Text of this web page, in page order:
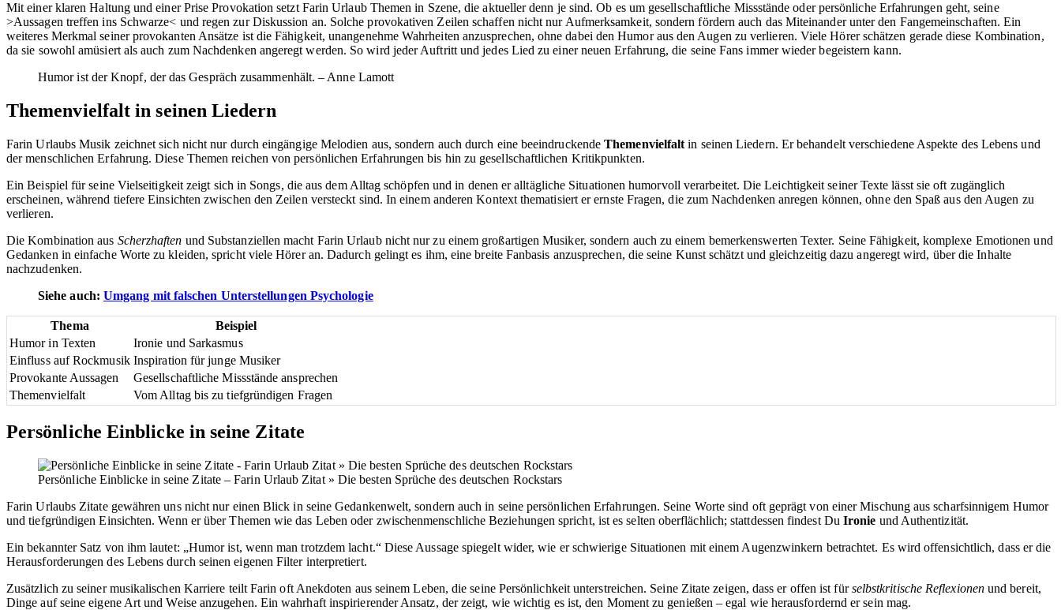
Mit einer klaren Haltung und einer Prise Provokation setzt Farin Urlaub Themen in Szene, die aktueller denn je sind. Ob es um gesellschaftliche Missstände oder persönliche Erfahrungen geht, seine
>Aussagen treffen ins Schwarze< und regen zur Diskussion an. Solche provokativen Zeilen schaffen nicht nur Aufmerksamkeit, sondern fördern auch das Miteinander unter den Fangemeinschaften. Ein
weiteres Merkmal seiner provokanten Ansätze ist die Fähigkeit, unangenehme Wahrheiten anzusprechen, ohne dabei den Humor aus den Augen zu verlieren. Viele Hörer schätzen gerade diese Kombination,
da sie sowohl amüsiert als auch zum Nachdenken angeregt werden. So wird jeder Auftritt und jedes Lied zu einer neuen Erfahrung, die seine Fans immer wieder begeistern kann.
Humor ist der Knopf, der das Gespräch zusammenhält. – Anne Lamott
Themenvielfalt in seinen Liedern
Farin Urlaubs Musik zeichnet sich nicht nur durch eingängige Melodien aus, sondern auch durch eine beeindruckendeThemenvielfalt in seinen Liedern. Er behandelt verschiedene Aspekte des Lebens und
der menschlichen Erfahrung. Diese Themen reichen von persönlichen Erfahrungen bis hin zu gesellschaftlichen Kritikpunkten.
Ein Beispiel für seine Vielseitigkeit zeigt sich in Songs, die aus dem Alltag schöpfen und in denen er alltägliche Situationen humorvoll verarbeitet. Die Leichtigkeit seiner Texte lässt sie oft zugänglich
erscheinen, während tiefere Einsichten zwischen den Zeilen versteckt sind. In einem anderen Kontext thematisiert er ernste Fragen, die zum Nachdenken anregen können, ohne den Spaß aus den Augen zu
verlieren.
Die Kombination aus Scherzhaften und Substanziellen macht Farin Urlaub nicht nur zu einem großartigen Musiker, sondern auch zu einem bemerkenswerten Texter. Seine Fähigkeit, komplexe Emotionen und
Gedanken in einfache Worte zu kleiden, spricht viele Hörer an. Dadurch gelingt es ihm, eine breite Fanbasis anzusprechen, die seine Kunst schätzt und gleichzeitig dazu angeregt wird, über die Inhalte
nachzudenken.
Siehe auch: Umgang mit falschen Unterstellungen Psychologie
Thema
Beispiel
Humor in Texten
Ironie und Sarkasmus
Einfluss auf Rockmusik Inspiration für junge Musiker
Provokante Aussagen
Gesellschaftliche Missstände ansprechen
Themenvielfalt
Vom Alltag bis zu tiefgründigen Fragen
Persönliche Einblicke in seine Zitate
Persönliche Einblicke in seine Zitate – Farin Urlaub Zitat » Die besten Sprüche des deutschen Rockstars
Farin Urlaubs Zitate gewähren uns nicht nur einen Blick in seine Gedankenwelt, sondern auch in seine persönlichen Erfahrungen. Seine Worte sind oft geprägt von einer Mischung aus scharfsinnigem Humor
und tiefgründigen Einsichten. Wenn er über Themen wie das Leben oder zwischenmenschliche Beziehungen spricht, ist es selten oberflächlich; stattdessen findest Du Ironie und Authentizität.
Ein bekannter Satz von ihm lautet: „Humor ist, wenn man trotzdem lacht.“ Diese Aussage spiegelt wider, wie er schwierige Situationen mit einem Augenzwinkern betrachtet. Es wird offensichtlich, dass er die
Herausforderungen des Lebens durch seinen eigenen Filter interpretiert.
Zusätzlich zu seiner musikalischen Karriere teilt Farin oft Anekdoten aus seinem Leben, die seine Persönlichkeit unterstreichen. Seine Zitate zeigen, dass er offen ist fürselbstkritische Reflexionenund bereit,
Dinge auf seine eigene Art und Weise anzugehen. Ein wahrhaft inspirierender Ansatz, der zeigt, wie wichtig es ist, den Moment zu genießen – egal wie herausfordernd er sein mag.